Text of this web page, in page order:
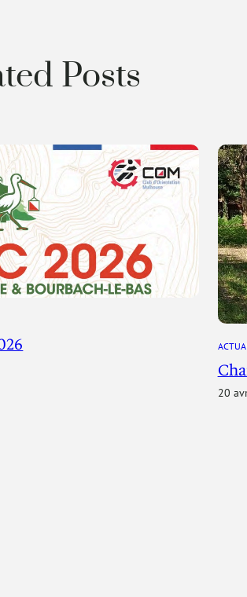
Posts
20